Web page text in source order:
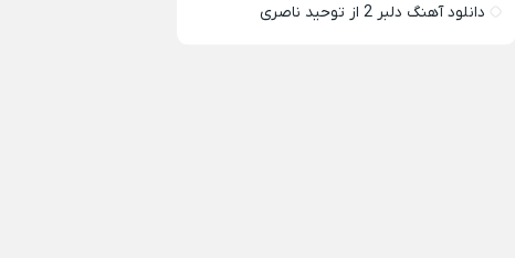
دانلود آهنگ دلبر 2 از توحید ناصری